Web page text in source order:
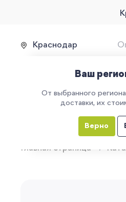
Краснодар
Главная страница
Ваш
От выбранного
доставки, их
Верно